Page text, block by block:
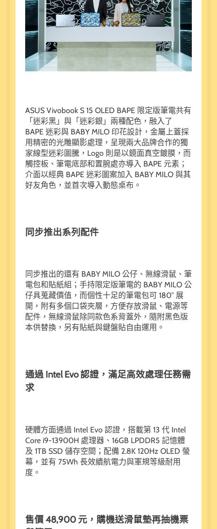
ASUS Vivobook S 15 OLED BAPE 限定版筆電共有
「迷彩黑」與「迷彩銀」兩種配色，融入了
BAPE 迷彩與 BABY MILO 印花設計，金屬上蓋採
用精密的光雕顯影處理，呈現兩大品牌合作的獨
家線型迷彩圖騰，Logo 則是以鏡面真空鍍膜，而
觸控板、筆電底部和置腕處亦導入 BAPE 元素；
介面以經典 BAPE 迷彩圖案加入 BABY MILO 與其
好友角色，並首次導入動態桌布。
同步推出系列配件
同步推出的還有 BABY MILO 公仔、無線滑鼠、筆
電包和貼紙組；手持限定版筆電的 BABY MILO 公
仔具蒐藏價值，而個性十足的筆電包可 180° 展
開，附有多個口袋夾層，方便存放滑鼠、電源等
配件，無線滑鼠除同款色系背蓋外，隨附黑色版
本供替換，另有貼紙與鍵盤貼自由運用。
通過 Intel Evo認證，滿足高效處理任務需
求
硬體方面通過 Intel Evo 認證，搭載第 13 代 Intel
Core i9-13900H 處理器、16GB LPDDR5 記憶體
及 1TB SSD 儲存空間；配備 2.8K 120Hz OLED 螢
幕，並有 75Wh 長效續航電力與軍規等級耐用
度。
售價 48,900 元，購機送滑鼠墊再抽機票